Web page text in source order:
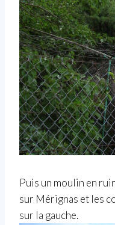
Puis un moulin en
sur Mérignas et les
sur la gauche.